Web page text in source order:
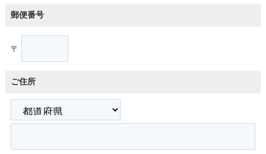
郵便番号
〒
ご住所